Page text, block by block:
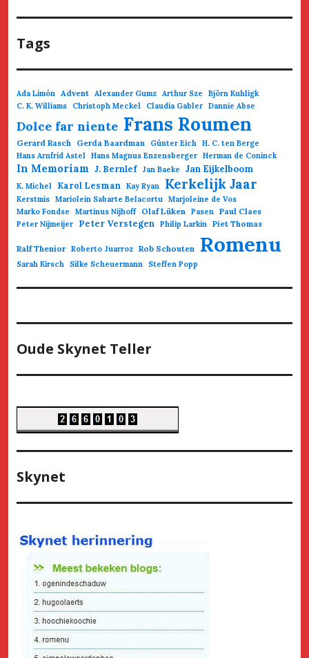
Tags
Ada Limón Advent Alexander Gumz Arthur Sze
Björn Kuhligk
C. K. Williams
Christoph Meckel Claudia Gabler Dannie Abse
Dolce far niente Frans Roumen
Gerard Rasch Gerda Baardman Günter Eich
H. C. ten Berge
Hans Arnfrid Astel
Hans Magnus Enzensberger Herman de Coninck
In Memoriam J. Bernlef Jan Baeke Jan Eijkelboom
K. Michel Karol Lesman Kay Ryan Kerkelijk Jaar
Kerstmis Mariolein Sabarte Belacortu
Marjoleine de Vos
Marko Fondse
Martinus Nijhoff Olaf Lüken Pasen Paul Claes
Peter Nijmeijer Peter Verstegen Philip Larkin Piet Thomas
Ralf Thenior Roberto Juarroz Rob Schouten Romenu
Sarah Kirsch Silke Scheuermann Steffen Popp
Oude Skynet Teller
Skynet